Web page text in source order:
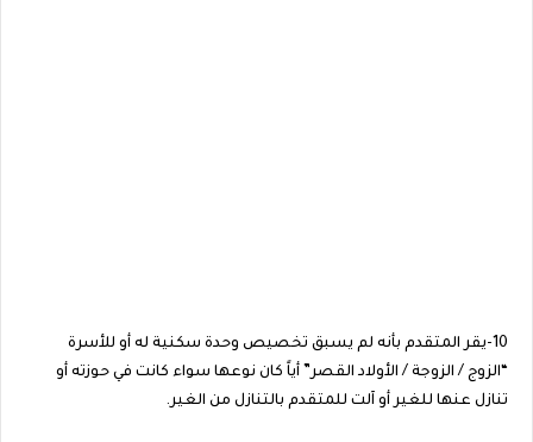
10-يقر المتقدم بأنه لم يسبق تخصيص وحدة سكنية له أو للأسرة
“الزوج / الزوجة / الأولاد القصر” أياً كان نوعها سواء كانت في حوزته أو
تنازل عنها للغير أو آلت للمتقدم بالتنازل من الغير.